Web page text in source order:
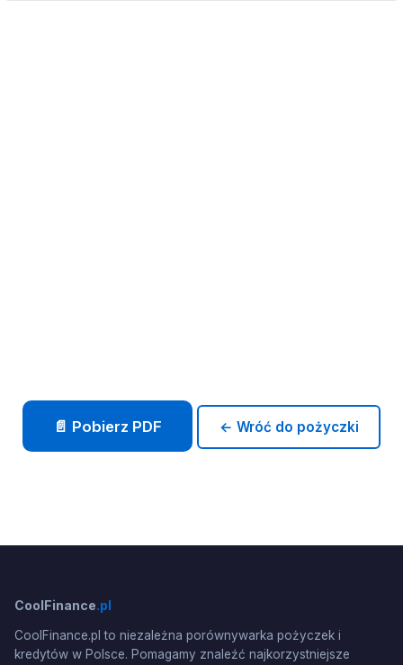
📄 Pobierz PDF ← Wróć do pożyczki
CoolFinance.pl
CoolFinance.pl to niezależna porównywarka pożyczek i
kredytów w Polsce. Pomagamy znaleźć najkorzystniejsze